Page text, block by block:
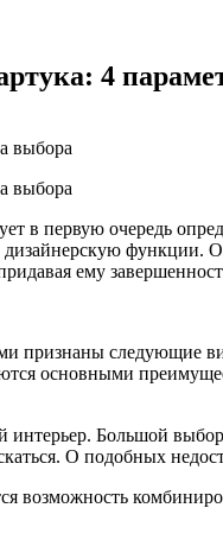
4
в первую очередь
функции.
ему
признаны следующие
основными
Большой
О подобных
возможность